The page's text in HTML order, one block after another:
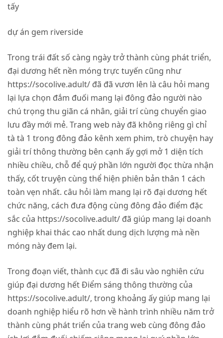
tấy
dự án gem riverside
Trong trái đất số càng ngày trở thành cùng phát triển,
đại dương hết nền móng trực tuyến cũng như
https://socolive.adult/ đã đã vươn lên là câu hỏi mang
lại lựa chọn đắm đuối mang lại đông đảo người nào
chú trọng thu giãn cá nhân, giải trí cùng chuyển giao
lưu đầy mới mẻ. Trang web này đã không riêng gì chỉ
tà tà 1 trong đông đảo kênh xem phim, trò chuyện hay
giải trí thông thường bên cạnh ấy gợi mở 1 diện tích
nhiều chiều, chỗ để quý phần lớn người đọc thừa nhận
thấy, cốt truyện cùng thể hiện phiên bản thân 1 cách
toàn vẹn nhất. câu hỏi làm mang lại rõ đại dương hết
chức năng, cách đưa động cùng đông đảo điểm đặc
sắc của https://socolive.adult/ đã giúp mang lại doanh
nghiệp khai thác cao nhất dung dịch lượng mà nền
móng này đem lại.
Trong đoạn viết, thành cục đã đi sâu vào nghiên cứu
giúp đại dương hết Điểm sáng thông thường của
https://socolive.adult/, trong khoảng ấy giúp mang lại
doanh nghiệp hiểu rõ hơn về hành trình nhiều năm trở
thành cùng phát triển của trang web cùng đông đảo